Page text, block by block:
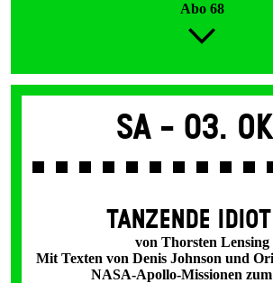
Abo 68
Sa - 03.
TANZENDE
von Thorsten Lensing
Mit Texten von Denis Johnson und
NASA-Apollo-Missionen